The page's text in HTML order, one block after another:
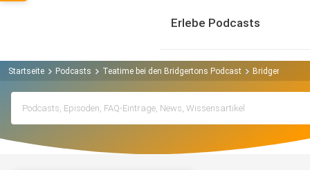
Erlebe Podcasts
Startseite Podcasts Teatime bei den Bridgertons Podcast Bridgerton-